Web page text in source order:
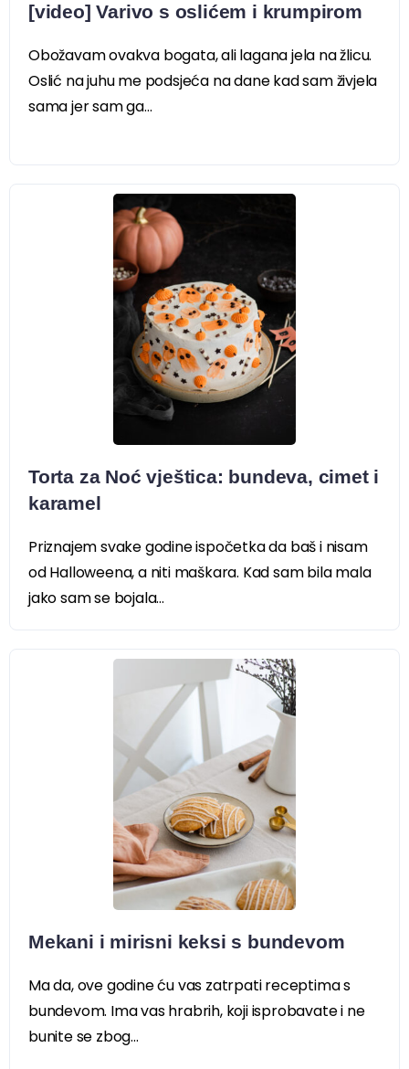
[video] Varivo s oslićem i krumpirom
Obožavam ovakva bogata, ali lagana jela na žlicu.
Oslić na juhu me podsjeća na dane kad sam živjela
sama jer sam ga...
Torta za Noć vještica: bundeva, cimet i
karamel
Priznajem svake godine ispočetka da baš i nisam
od Halloweena, a niti maškara. Kad sam bila mala
jako sam se bojala...
Mekani i mirisni keksi s bundevom
Ma da, ove godine ću vas zatrpati receptima s
bundevom. Ima vas hrabrih, koji isprobavate i ne
bunite se zbog...